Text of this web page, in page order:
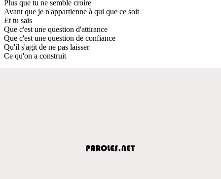
Plus que tu ne semble croire
Avant que je n'appartienne à qui que ce soit
Et tu sais
Que c'est une question d'attirance
Que c'est une question de confiance
Qu'il s'agit de ne pas laisser
Ce qu'on a construit